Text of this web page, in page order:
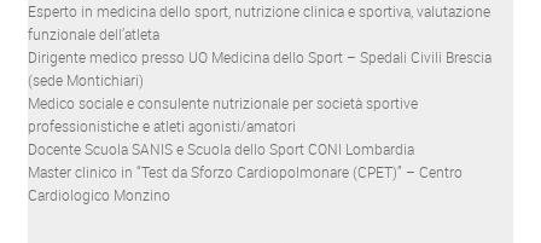
Esperto in medicina dello sport, nutrizione clinica e sportiva, valutazione
funzionale dell’atleta
Dirigente medico presso UO Medicina dello Sport – Spedali Civili Brescia
(sede Montichiari)
Medico sociale e consulente nutrizionale per società sportive
professionistiche e atleti agonisti/amatori
Docente Scuola SANIS e Scuola dello Sport CONI Lombardia
Master clinico in “Test da Sforzo Cardiopolmonare (CPET)” – Centro
Cardiologico Monzino